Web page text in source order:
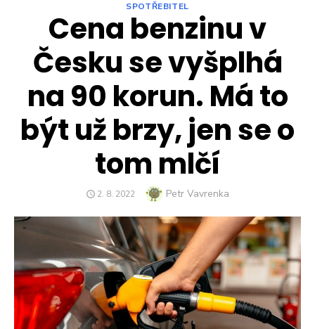
SPOTŘEBITEL
Cena benzinu v
Česku se vyšplhá
na 90 korun. Má to
být už brzy, jen se o
tom mlčí
POSTED
2. 8. 2022 Author
Petr Vavrenka